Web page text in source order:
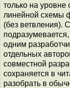
только на
линейной схемы
(без ветвления).
одним
отдельных
совместной
сохраняется в
разобрать в